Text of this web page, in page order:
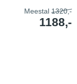
Meestal 1320,-
1188,-